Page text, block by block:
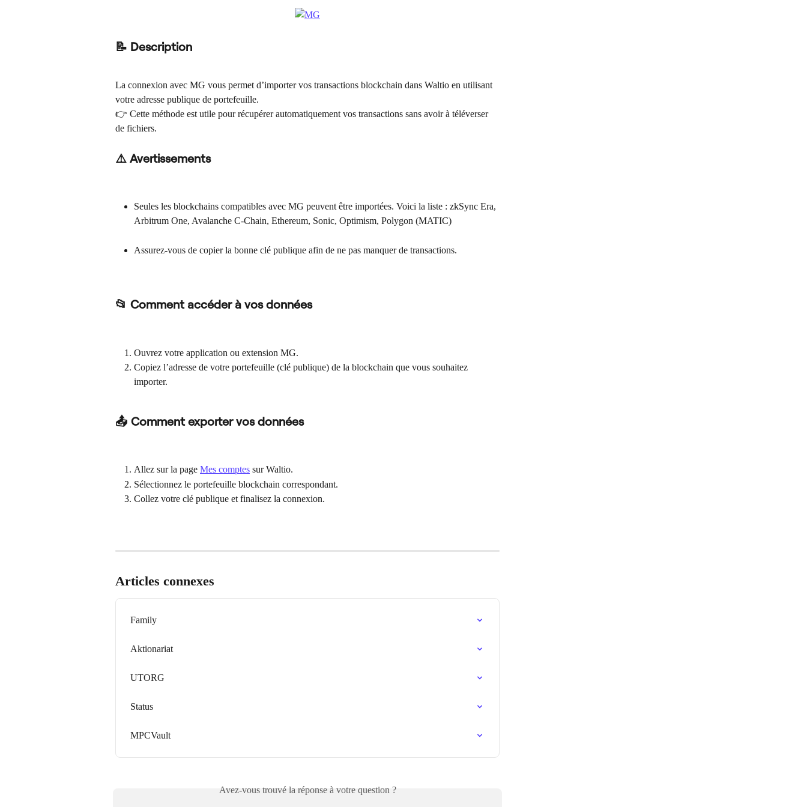
📝 Description
La connexion avec MG vous permet d’importer vos transactions blockchain dans Waltio en utilisant
votre adresse publique de portefeuille.
👉 Cette méthode est utile pour récupérer automatiquement vos transactions sans avoir à téléverser
de fichiers.
⚠️ Avertissements
Seules les blockchains compatibles avec MG peuvent être importées. Voici la liste : zkSync Era,
Arbitrum One, Avalanche C-Chain, Ethereum, Sonic, Optimism, Polygon (MATIC)
Assurez-vous de copier la bonne clé publique afin de ne pas manquer de transactions.
📂 Comment accéder à vos données
Ouvrez votre application ou extension MG.
Copiez l’adresse de votre portefeuille (clé publique) de la blockchain que vous souhaitez
importer.
📤 Comment exporter vos données
Allez sur la page Mes comptes sur Waltio.
Sélectionnez le portefeuille blockchain correspondant.
Collez votre clé publique et finalisez la connexion.
Articles connexes
Family
Aktionariat
UTORG
Status
MPCVault
Avez-vous trouvé la réponse à votre question ?